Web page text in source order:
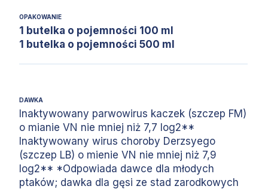
OPAKOWANIE
1 butelka o pojemności 100 ml
1 butelka o pojemności 500 ml
DAWKA
Inaktywowany parwowirus kaczek (szczep FM)
o mianie VN nie mniej niż 7,7 log2**
Inaktywowany wirus choroby Derzsyego
(szczep LB) o mienie VN nie mniej niż 7,9
log2** *Odpowiada dawce dla młodych
ptaków; dawka dla gęsi ze stad zarodkowych